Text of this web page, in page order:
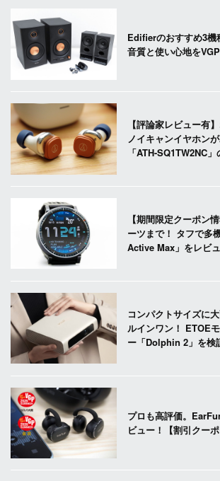
Edifierのおすすめ3機
音質と使い心地を
【評論家レビュー有
ノイキャンイヤホン
「ATH-SQ1TW2NC
【期間限定クーポン
ーツまで！ タフで多
Active Max」をレビ
コンパクトサイズに
ルインワン！ ETOE
ー「Dolphin 2」を検
プロも高評価。
ビュー！【割引クー